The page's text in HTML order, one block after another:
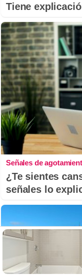
Tiene
Señales de
¿Te sientes
señales lo